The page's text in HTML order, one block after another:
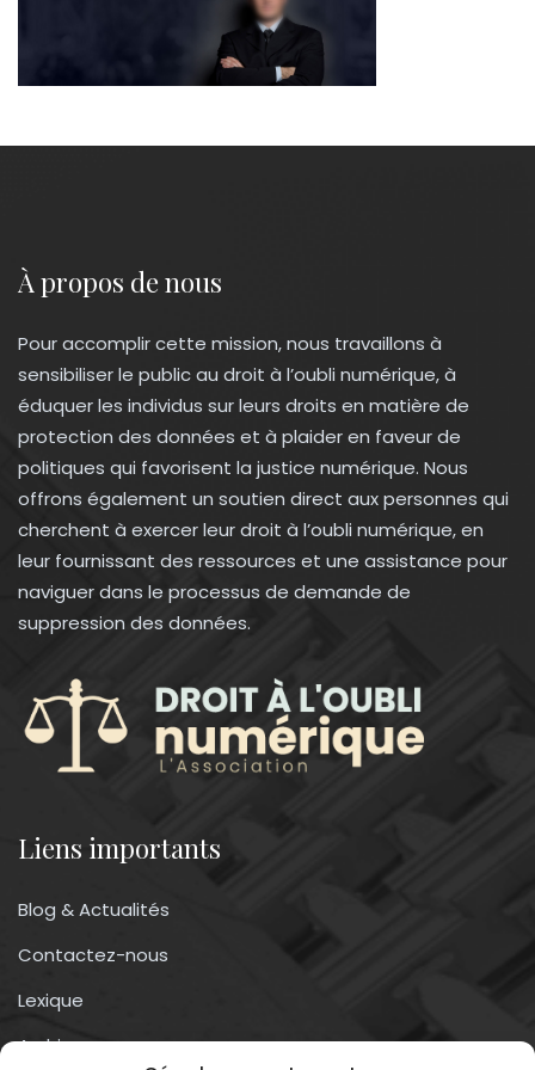
À propos de nous
Pour accomplir cette mission, nous travaillons à
sensibiliser le public au droit à l’oubli numérique, à
éduquer les individus sur leurs droits en matière de
protection des données et à plaider en faveur de
politiques qui favorisent la justice numérique. Nous
offrons également un soutien direct aux personnes qui
cherchent à exercer leur droit à l’oubli numérique, en
leur fournissant des ressources et une assistance pour
naviguer dans le processus de demande de
suppression des données.
Liens importants
Blog & Actualités
Contactez-nous
Lexique
Archives